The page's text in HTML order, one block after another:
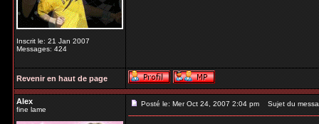
Inscrit le: 21 Jan 2007
Messages: 424
Revenir en haut de page
Alex
fine lame
Posté le: Mer Oct 24, 2007 2:04 pm Sujet du